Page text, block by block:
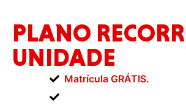
PLANO
UNIDADE
Matrícula GRÁTIS.